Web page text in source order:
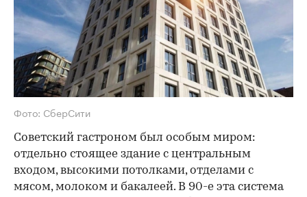
Фото: СберСити
Советский гастроном был особым миром:
отдельно стоящее здание с центральным
входом, высокими потолками, отделами с
мясом, молоком и бакалеей. В 90-е эта система